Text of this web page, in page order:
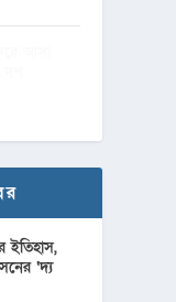
ইতিহাস,
‘দ্য